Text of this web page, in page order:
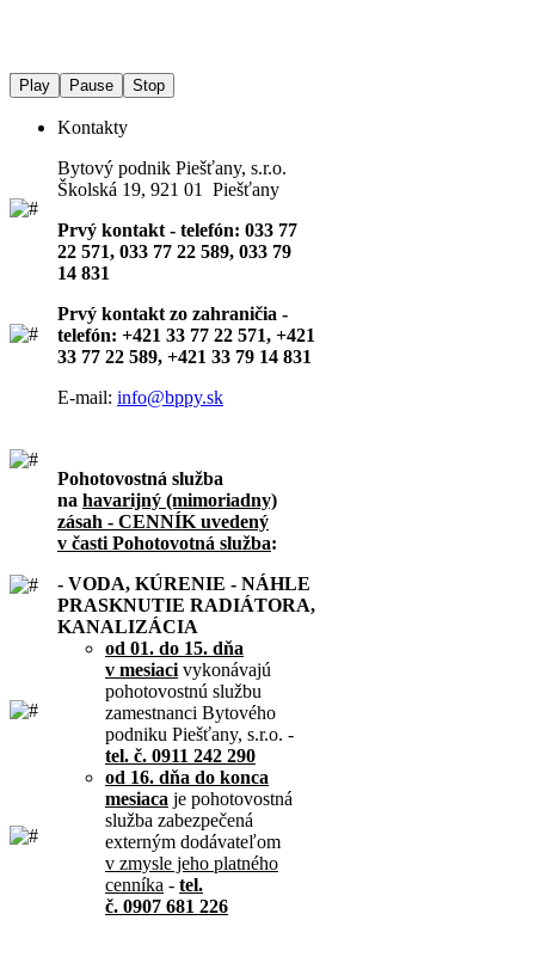
Play Pause Stop
Kontakty
Bytový podnik Piešťany, s.r.o.
Školská 19, 921 01 Piešťany
Prvý kontakt - telefón: 033 77
22 571, 033 77 22 589, 033 79
14 831
Prvý kontakt zo zahraničia -
telefón: +421 33 77 22 571, +421
33 77 22 589, +421 33 79 14 831
E-mail: info@bppy.sk
Pohotovostná služba
na havarijný (mimoriadny)
zásah - CENNÍK uvedený
v časti Pohotovotná služba:
- VODA, KÚRENIE - NÁHLE
PRASKNUTIE RADIÁTORA,
KANALIZÁCIA
od 01. do 15. dňa
v mesiaci vykonávajú
pohotovostnú službu
zamestnanci Bytového
podniku Piešťany, s.r.o. -
tel. č. 0911 242 290
od 16. dňa do konca
mesiaca je pohotovostná
služba zabezpečená
externým dodávateľom
v zmysle jeho platného
cenníka - tel.
č. 0907 681 226